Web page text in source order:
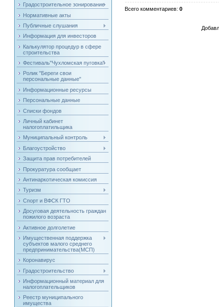
Градостроительное зонирование
Нормативные акты
Публичные слушания
Информация для инвесторов
Калькулятор процедур в сфере
строительства
Фестиваль"Чухломская пуговка"
Ролик "Береги свои
персональные данные"
Информационные ресурсы
Персональные данные
Списки фондов
Личный кабинет
налогоплатильщика
Муниципальный контроль
Благоустройство
Защита прав потребителей
Прокуратура сообщает
Антинаркотическая комиссия
Туризм
Спорт и ВФСК ГТО
Досуговая деятельность граждан
пожилого возраста
Активное долголетие
Имущественная поддержка
субъектов малого среднего
предпринимательства(МСП)
Коронавирус
Градостроительство
Информационный материал для
налогоплательщиков
Реестр муниципального
имущества
Всего комментариев:0